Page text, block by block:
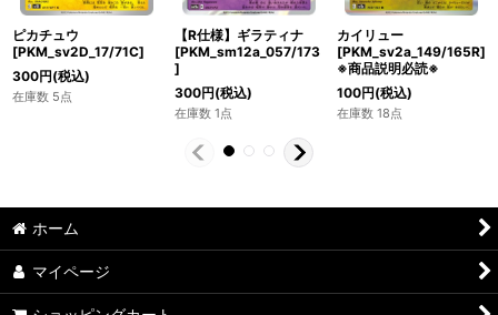
ピカチュウ
[PKM_sv2D_17/71C]
300円(税込)
在庫数 5点
【R仕様】ギラティナ
[PKM_sm12a_057/173
]
300円(税込)
在庫数 1点
カイリュー
[PKM_sv2a_149/165R]
※商品説明必読※
100円(税込)
在庫数 18点
ホーム
マイページ